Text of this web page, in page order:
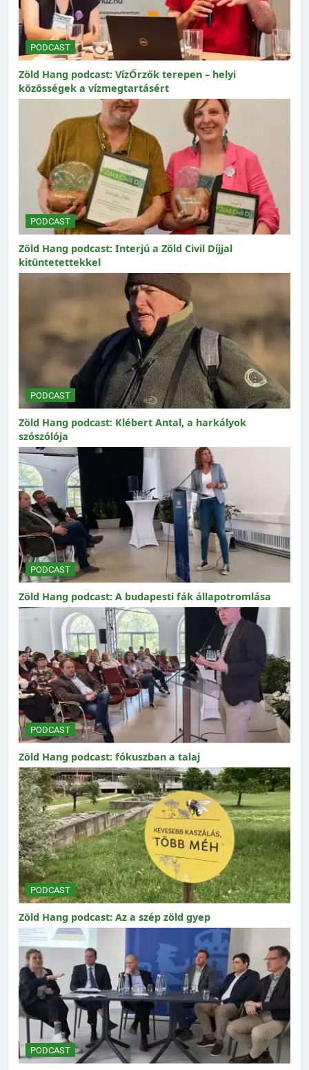
PODCAST
Zöld Hang podcast: VízŐrzők terepen – helyi
közösségek a vízmegtartásért
PODCAST
Zöld Hang podcast: Interjú a Zöld Civil Díjjal
kitüntetettekkel
PODCAST
Zöld Hang podcast: Klébert Antal, a harkályok
szószólója
PODCAST
Zöld Hang podcast: A budapesti fák állapotromlása
PODCAST
Zöld Hang podcast: fókuszban a talaj
PODCAST
Zöld Hang podcast: Az a szép zöld gyep
PODCAST